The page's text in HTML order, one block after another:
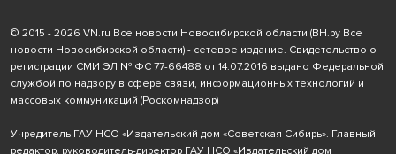
© 2015 - 2026 VN.ru Все новости Новосибирской области (ВН.ру Все
новости Новосибирской области) - сетевое издание. Свидетельство о
регистрации СМИ ЭЛ № ФС 77-66488 от 14.07.2016 выдано Федеральной
службой по надзору в сфере связи, информационных технологий и
массовых коммуникаций (Роскомнадзор)
Учредитель ГАУ НСО «Издательский дом «Советская Сибирь». Главный
редактор, руководитель-директор ГАУ НСО «Издательский дом